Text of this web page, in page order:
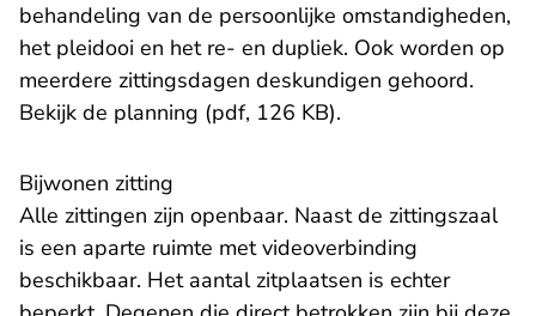
behandeling van de persoonlijke omstandigheden,
het pleidooi en het re- en dupliek. Ook worden op
meerdere zittingsdagen deskundigen gehoord.
Bekijk de planning (pdf, 126 KB).
Bijwonen zitting
Alle zittingen zijn openbaar. Naast de zittingszaal
is een aparte ruimte met videoverbinding
beschikbaar. Het aantal zitplaatsen is echter